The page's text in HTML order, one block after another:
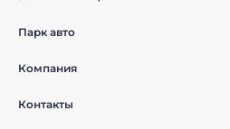
Парк авто
Компания
Контакты